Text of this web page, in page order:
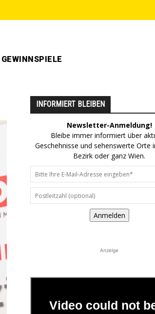
GEWINNSPIELE
INFORMIERT BLEIBEN
Newsletter-Anmeldung!
Bleibe immer informiert über
Geschehnisse und sehenswerte Orte
Bezirk oder ganz Wien.
Anmelden
Anzeige